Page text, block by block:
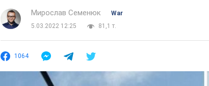
Мирослав Семенюк
War
5.03.2022 12:25
81,1 т.
1064